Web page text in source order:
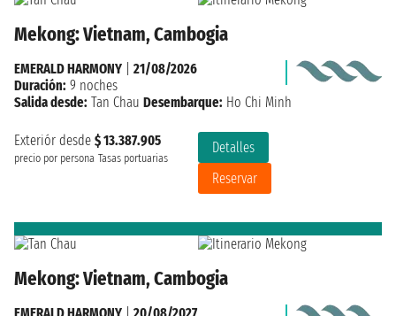
Mekong: Vietnam, Cambogia
Exteriór desde $ 13.387.905
precio por persona Tasas portuarias
Detalles
Reservar
EMERALD HARMONY
21/08/2026
Duración: 9 noches
Salida desde: Tan Chau Desembarque: Ho Chi Minh
Mekong: Vietnam, Cambogia